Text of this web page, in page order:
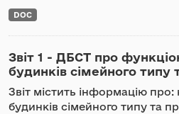
DOC
Звіт 1 - ДБСТ про
будинків сімейного типу
Звіт містить інформацію про:
будинків сімейного типу та